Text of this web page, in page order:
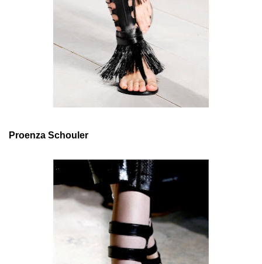
Proenza Schouler